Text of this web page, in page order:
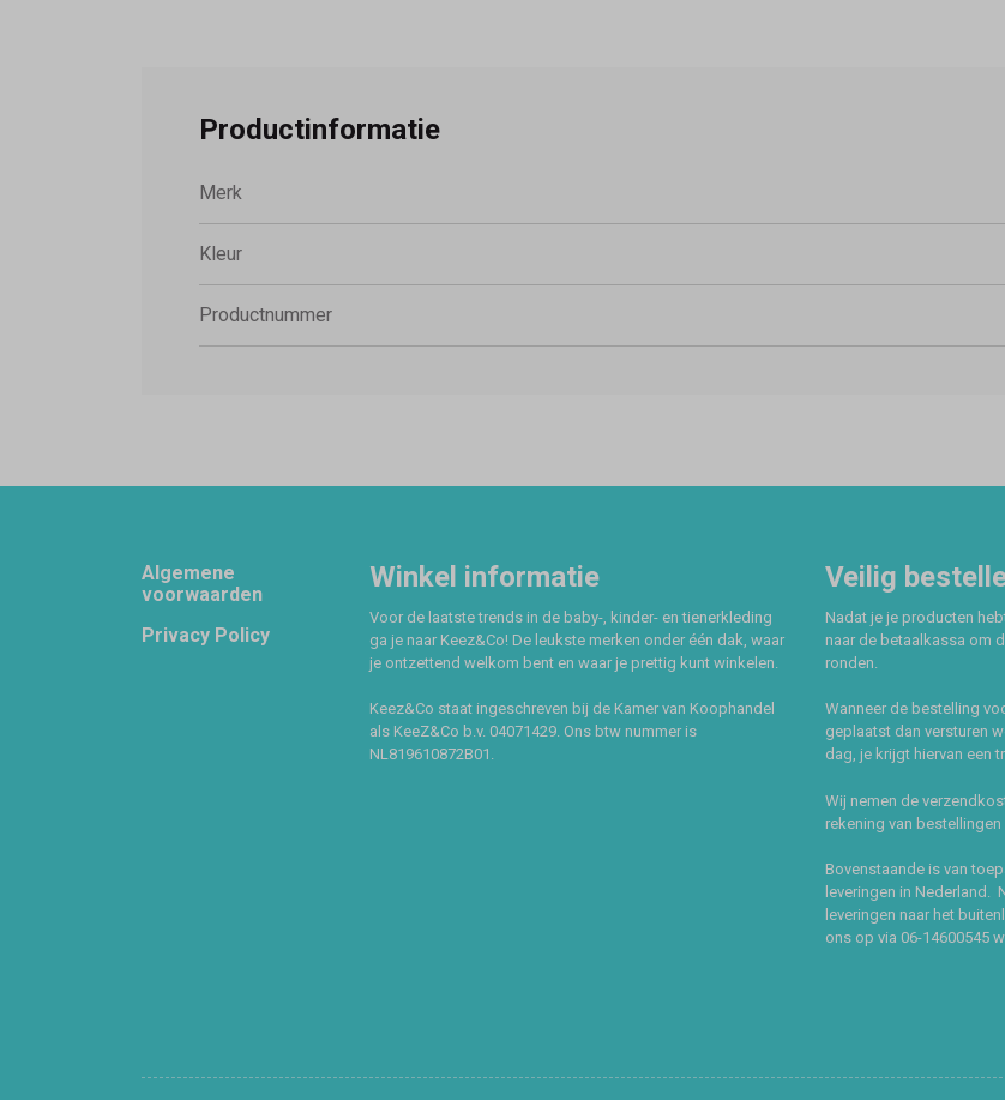
Productinformatie
Merk
Kleur
Productnummer
Footer
Algemene
voorwaarden
Privacy Policy
Winkel informatie
Voor de laatste trends in de baby-, kinder- en tienerkleding
ga je naar Keez&Co! De leukste merken onder één dak, waar
je ontzettend welkom bent en waar je prettig kunt winkelen.
Keez&Co staat ingeschreven bij de Kamer van Koophandel
als KeeZ&Co b.v. 04071429. Ons btw nummer is
NL819610872B01.
Veilig
Nadat je je producten
naar de betaalkassa om
ronden.
Wanneer de bestelling
geplaatst dan versturen
dag, je krijgt hiervan een
Wij nemen de
rekening van bestellingen
Bovenstaande is van
leveringen in Nederland.
leveringen naar het
ons op via 06-14600545